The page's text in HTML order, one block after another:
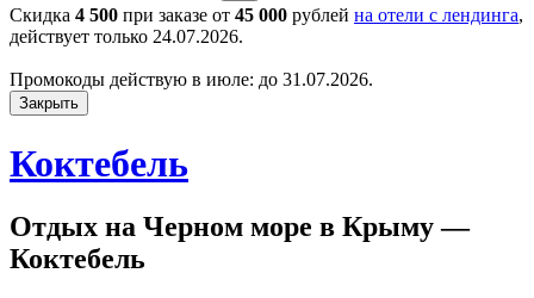
Скидка 4 500 при заказе от 45 000 рублей на отели с лендинга,
действует только 24.07.2026.
Промокоды действую в июле: до 31.07.2026.
Закрыть
Коктебель
Отдых на Черном море в Крыму —
Коктебель